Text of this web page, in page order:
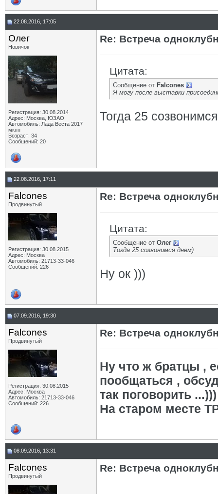
22.08.2016, 17:05
Олег
Новичок
Регистрация: 30.08.2014
Адрес: Москва, ЮЗАО
Автомобиль: Лада Веста 2017
мкпп
Возраст: 34
Сообщений: 20
Re: Встреча
Цитата:
Сообщение от Falcones
Я могу после выставки
Тогда 25
22.08.2016, 17:11
Falcones
Продвинутый
Регистрация: 30.08.2015
Адрес: Москва
Автомобиль: 21713-33-046
Сообщений: 226
Re: Встреча
Цитата:
Сообщение от Олег
Тогда 25 созвонимся днем)
Ну ок )))
07.09.2016, 19:30
Falcones
Продвинутый
Регистрация: 30.08.2015
Адрес: Москва
Автомобиль: 21713-33-046
Сообщений: 226
Re: Встреча
Ну что ж братцы ,
пообщаться ,
так поговорить ...)))
На старом месте
08.09.2016, 13:31
Falcones
Продвинутый
Re: Встреча